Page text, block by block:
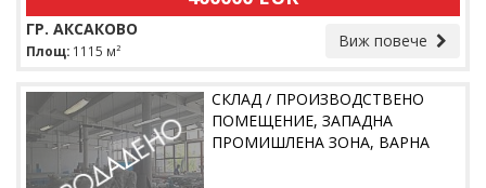
Виж повече
ГР. АКСАКОВО
Площ: 1115 м²
СКЛАД / ПРОИЗВОДСТВЕНО
ПОМЕЩЕНИЕ, ЗАПАДНА
ПРОМИШЛЕНА ЗОНА, ВАРНА